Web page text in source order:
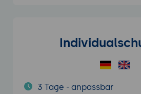
3 Tage - anpassbar